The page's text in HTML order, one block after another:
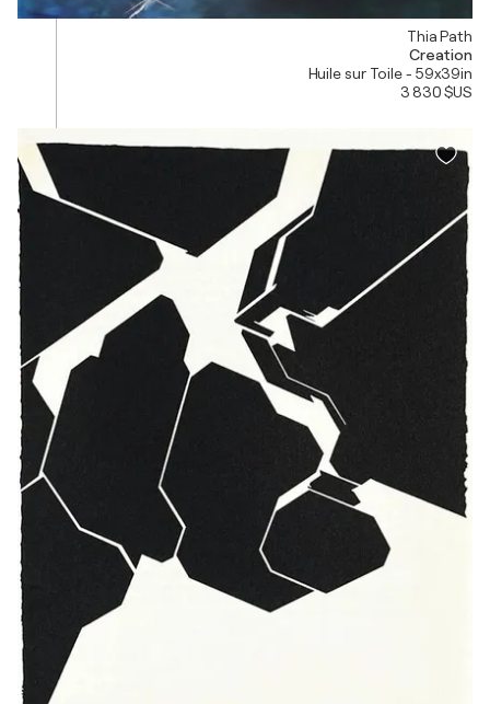
Thia Path
Creation
Huile sur Toile - 59x39in
3 830 $US